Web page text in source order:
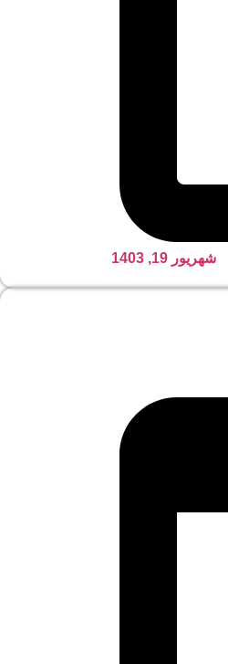
شهریور 19, 1403